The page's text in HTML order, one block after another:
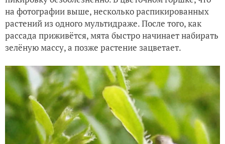
на фотографии выше, несколько распикированных
растений из одного мультидраже. После того, как
рассада приживётся, мята быстро начинает набирать
зелёную массу, а позже растение зацветает.